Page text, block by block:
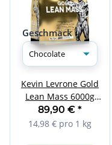
Geschmack
Kevin Levrone Gold
Lean Mass 6000g
Chocolate
89,90 € *
14,98 € pro 1 kg